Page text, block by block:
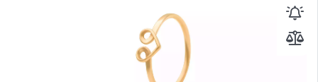
مجله روبی